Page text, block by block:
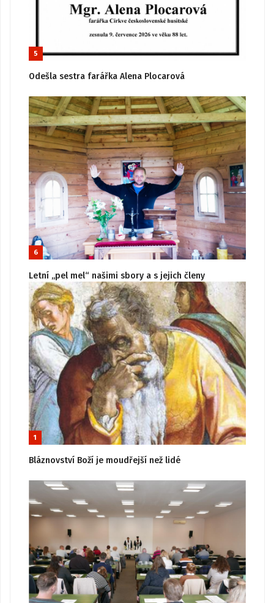
5
Odešla sestra farářka Alena Plocarová
6
Letní „pel mel“ našimi sbory a s jejich členy
1
Bláznovství Boží je moudřejší než lidé